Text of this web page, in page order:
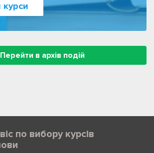
Перейти в архів подій
по вибору курсів